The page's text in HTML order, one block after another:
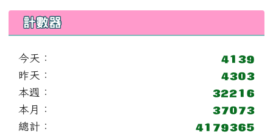
計數器
今天：
昨天：
本週：
本月：
總計：